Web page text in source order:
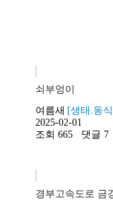
쇠부엉이
여름새 [생태.동
2025-02-01
조회 665
댓글 7
경부고속도로 금